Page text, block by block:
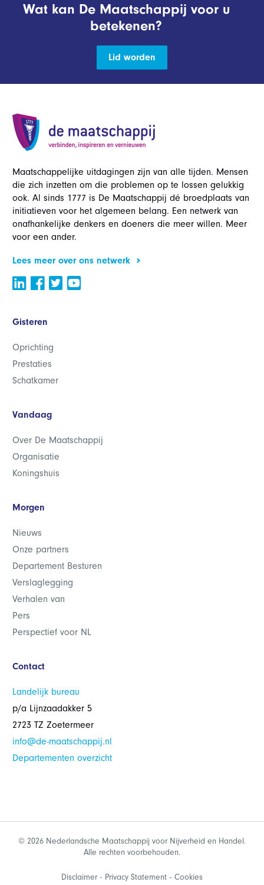
Wat kan De Maatschappij voor u
betekenen?
Lid worden
Maatschappelijke uitdagingen zijn van alle tijden. Mensen
die zich inzetten om die problemen op te lossen gelukkig
ook. Al sinds 1777 is De Maatschappij dé broedplaats van
initiatieven voor het algemeen belang. Een netwerk van
onafhankelijke denkers en doeners die meer willen. Meer
voor een ander.
Lees meer over ons netwerk
Gisteren
Oprichting
Prestaties
Schatkamer
Vandaag
Over De Maatschappij
Organisatie
Koningshuis
Morgen
Nieuws
Onze partners
Departement Besturen
Verslaglegging
Verhalen van
Pers
Perspectief voor NL
Contact
Landelijk bureau
p/a Lijnzaadakker 5
2723 TZ Zoetermeer
info@de-maatschappij.nl
Departementen overzicht
© 2026 Nederlandsche Maatschappij voor Nijverheid en Handel.
Alle rechten voorbehouden.
Disclaimer Privacy Statement Cookies